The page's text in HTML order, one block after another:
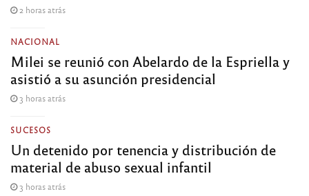
2 horas atrás
NACIONAL
Milei se reunió con Abelardo de la Espriella y
asistió a su asunción presidencial
3 horas atrás
SUCESOS
Un detenido por tenencia y distribución de
material de abuso sexual infantil
3 horas atrás